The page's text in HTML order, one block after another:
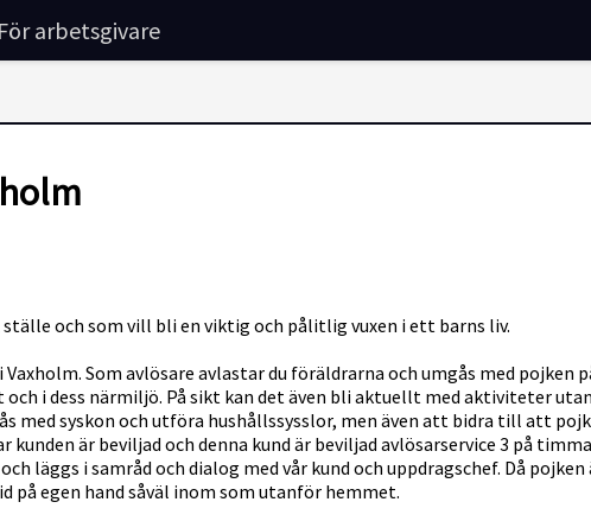
För arbetsgivare
och som vill bli en viktig och pålitlig vuxen i ett barns liv.
Som avlösare avlastar du föräldrarna och umgås med pojken
i dess närmiljö. På sikt kan det även bli aktuellt med aktiviteter
med syskon och utföra hushållssysslor, men även att bidra till att
är beviljad och denna kund är beviljad avlösarservice 3 på
läggs i samråd och dialog med vår kund och uppdragschef. Då
på egen hand såväl inom som utanför hemmet.